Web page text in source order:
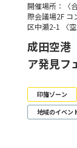
開催場所：〈
際会議場2F コ
区中瀬2-1 〈
成田空港
ア発見フ
印旛ゾーン
地域のイベン